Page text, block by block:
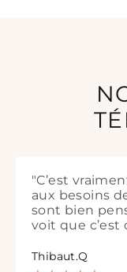
"C’est
aux besoins
sont bien
voit que c’est
Thibaut.Q